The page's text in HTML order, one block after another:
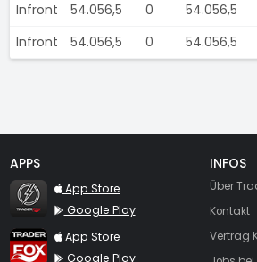
Infront 54.056,5 0 54.056,5
Infront
54.056,5 0 54.056,5
APPS
TraderFox Flash
App Store
Google Play
TraderFox App
App Store
Google Play
INFOS
Über
Kontakt
Vertrag